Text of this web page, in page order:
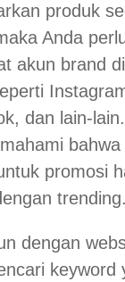
produk
Anda
akun brand
dan lain-
promosi
trending.
dengan
keyword